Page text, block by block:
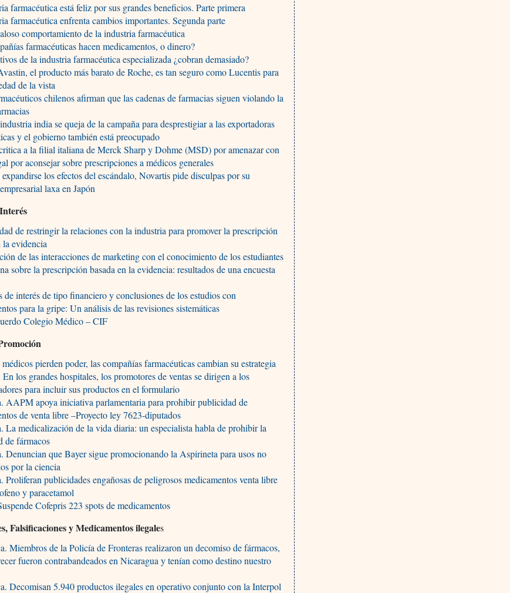
farmacéutica está feliz por sus grandes beneficios. Parte primera
farmacéutica enfrenta cambios importantes. Segunda parte
comportamiento de la industria farmacéutica
farmacéuticas hacen medicamentos, o dinero?
de la industria farmacéutica especializada ¿cobran demasiado?
el producto más barato de Roche, es tan seguro como Lucentis para
de la vista
chilenos afirman que las cadenas de farmacias siguen violando la
india se queja de la campaña para desprestigiar a las exportadoras
y el gobierno también está preocupado
a la filial italiana de Merck Sharp y Dohme (MSD) por amenazar con
por aconsejar sobre prescripciones a médicos generales
los efectos del escándalo, Novartis pide disculpas por su
laxa en Japón
de restringir la relaciones con la industria para promover la prescripción
la evidencia
de las interacciones de marketing con el conocimiento de los estudiantes
sobre la prescripción basada en la evidencia: resultados de una encuesta
de interés de tipo financiero y conclusiones de los estudios con
para la gripe: Un análisis de las revisiones sistemáticas
Colegio Médico – CIF
pierden poder, las compañías farmacéuticas cambian su estrategia
En los grandes hospitales, los promotores de ventas se dirigen a los
para incluir sus productos en el formulario
AAPM apoya iniciativa parlamentaria para prohibir publicidad de
de venta libre –Proyecto ley 7623-diputados
La medicalización de la vida diaria: un especialista habla de prohibir la
de fármacos
Denuncian que Bayer sigue promocionando la Aspirineta para usos no
por la ciencia
Proliferan publicidades engañosas de peligrosos medicamentos venta libre
y paracetamol
Cofepris 223 spots de medicamentos
Falsificaciones y Medicamentos ilegales
Miembros de la Policía de Fronteras realizaron un decomiso de fármacos,
fueron contrabandeados en Nicaragua y tenían como destino nuestro
Decomisan 5.940 productos ilegales en operativo conjunto con la Interpol